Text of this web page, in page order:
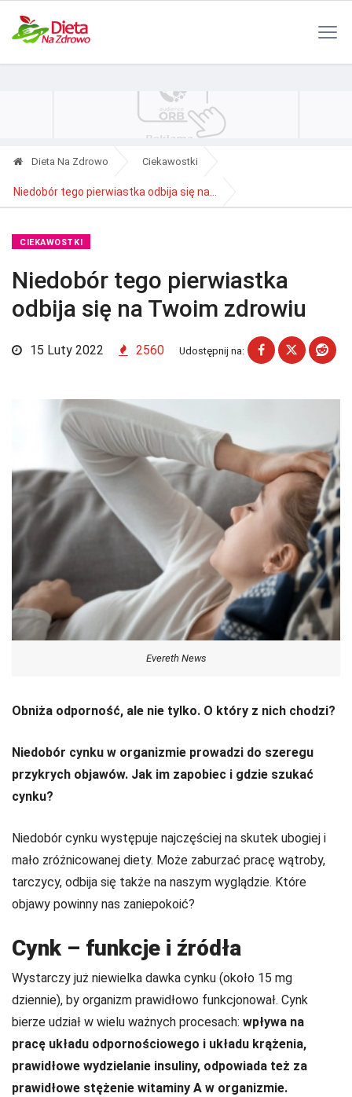
Dieta Na Zdrowo Ciekawostki
Niedobór tego pierwiastka odbija się na...
CIEKAWOSTKI
Niedobór tego pierwiastka
odbija się na Twoim zdrowiu
15 Luty 2022 2560 Udostępnij na:
Evereth News
Obniża odporność, ale nie tylko. O który z nich chodzi?
Niedobór cynku w organizmie prowadzi do szeregu
przykrych objawów. Jak im zapobiec i gdzie szukać
cynku?
Niedobór cynku występuje najczęściej na skutek ubogiej i
mało zróżnicowanej diety. Może zaburzać pracę wątroby,
tarczycy, odbija się także na naszym wyglądzie. Które
objawy powinny nas zaniepokoić?
Cynk – funkcje i źródła
Wystarczy już niewielka dawka cynku (około 15 mg
dziennie), by organizm prawidłowo funkcjonował. Cynk
bierze udział w wielu ważnych procesach: wpływa na
pracę układu odpornościowego i układu krążenia,
prawidłowe wydzielanie insuliny, odpowiada też za
prawidłowe stężenie witaminy A w organizmie.